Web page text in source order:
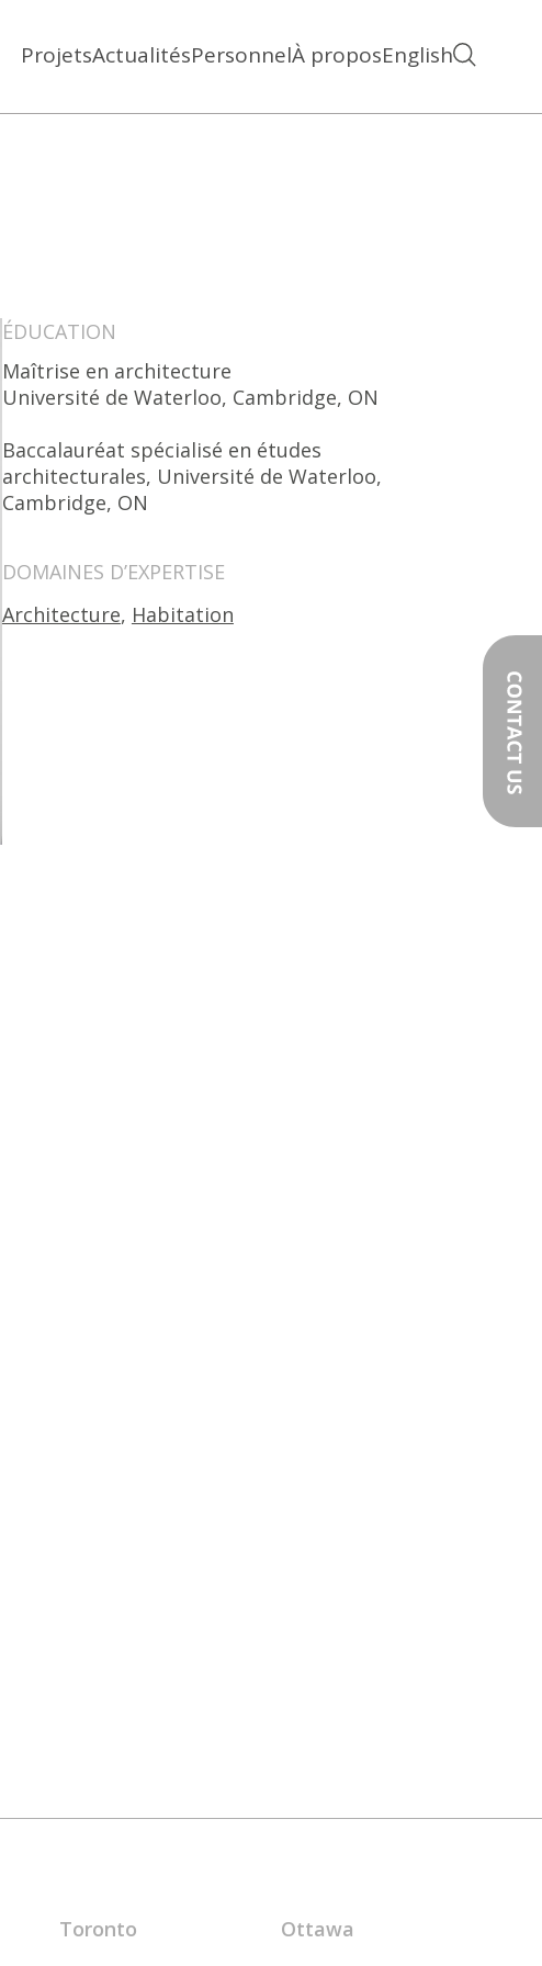
ProjetsActualitésPersonnelÀ proposEnglish
ÉDUCATION
Maîtrise en architecture
Université de Waterloo, Cambridge, ON
Baccalauréat spécialisé en études
architecturales, Université de Waterloo,
Cambridge, ON
DOMAINES D’EXPERTISE
Architecture, Habitation
Toronto Ottawa